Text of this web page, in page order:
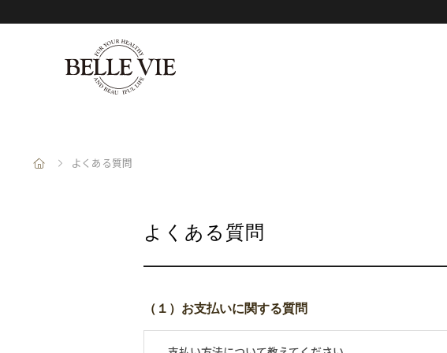
よくある質問
よくある質問
（１）お支払いに関する質問